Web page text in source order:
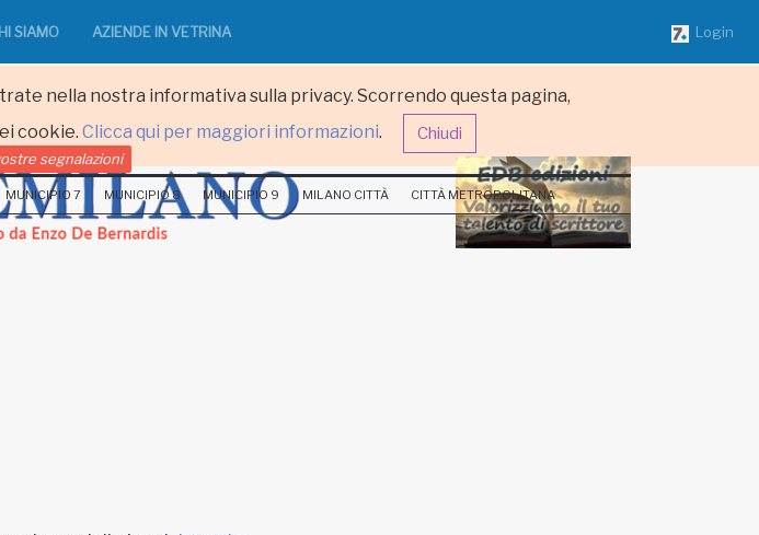
nella nostra informativa sulla privacy. Scorrendo questa pagina,
cookie. Clicca qui per maggiori informazioni. Chiudi
SIAMO AZIENDE IN VETRINA Login
segnalazioni
MUNICIPIO 7 MUNICIPIO 8 MUNICIPIO 9 MILANO CITTÀ CITTÀ METROPOLITANA